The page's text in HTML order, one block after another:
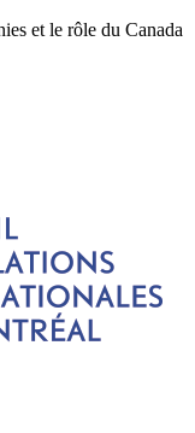
et le rôle du Canada